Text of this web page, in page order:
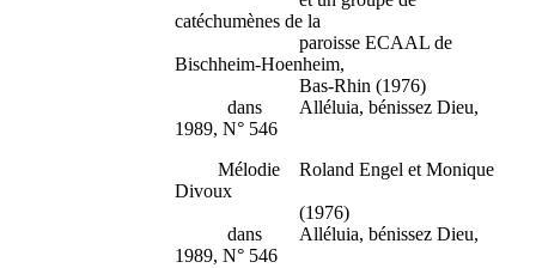
catéchumènes de la
paroisse ECAAL de
Bischheim-Hoenheim,
Bas-Rhin (1976)
dans Alléluia, bénissez Dieu,
1989, N° 546
Mélodie Roland Engel et Monique
Divoux
(1976)
dans Alléluia, bénissez Dieu,
1989, N° 546